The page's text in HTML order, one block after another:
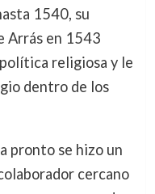
1540, su
Arrás en 1543
religiosa y le
dentro de los
pronto se hizo un
cercano